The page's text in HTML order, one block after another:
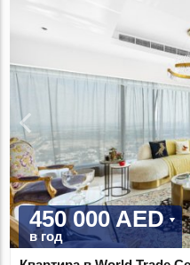
450 000 AED
в год